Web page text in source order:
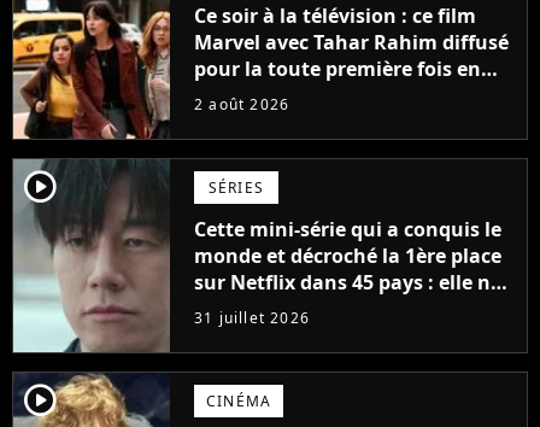
Ce soir à la télévision : ce film
Marvel avec Tahar Rahim diffusé
pour la toute première fois en
France
2 août 2026
player2 SÉRIES
Cette mini-série qui a conquis le
monde et décroché la 1ère place
sur Netflix dans 45 pays : elle ne
compte que 10 épisodes et c'est
un phénomène mondial
31 juillet 2026
player2 CINÉMA